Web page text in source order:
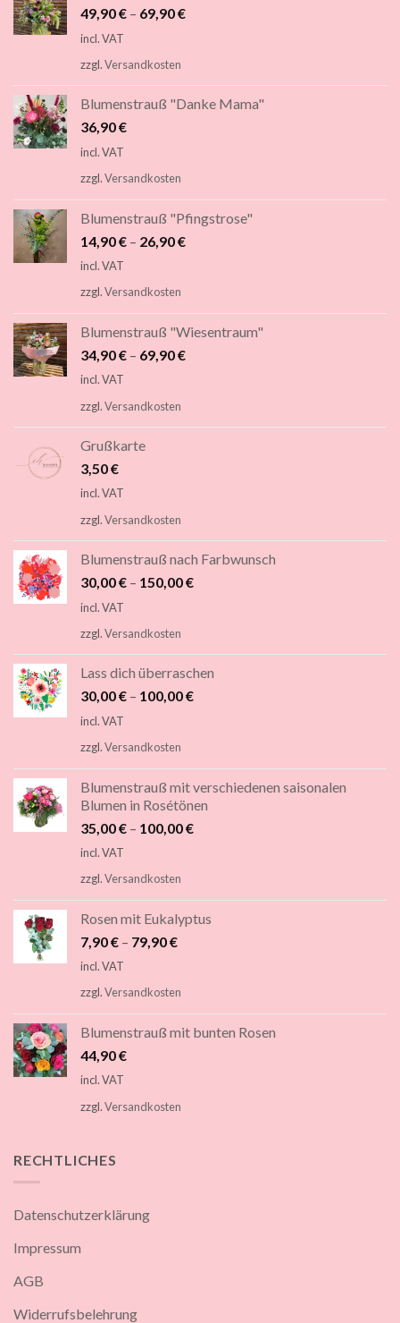
49,90€ – 69,90€
incl. VAT
zzgl.Versandkosten
Blumenstrauß "Danke Mama"
36,90€
incl. VAT
zzgl.Versandkosten
Blumenstrauß "Pfingstrose"
14,90€ – 26,90€
incl. VAT
zzgl.Versandkosten
Blumenstrauß "Wiesentraum"
34,90€ – 69,90€
incl. VAT
zzgl.Versandkosten
Grußkarte
3,50€
incl. VAT
zzgl.Versandkosten
Blumenstrauß nach Farbwunsch
30,00€ – 150,00€
incl. VAT
zzgl.Versandkosten
Lass dich überraschen
30,00€ – 100,00€
incl. VAT
zzgl.Versandkosten
Blumenstrauß mit verschiedenen saisonalen
Blumen in Rosétönen
35,00€ – 100,00€
incl. VAT
zzgl.Versandkosten
Rosen mit Eukalyptus
7,90€ – 79,90€
incl. VAT
zzgl.Versandkosten
Blumenstrauß mit bunten Rosen
44,90€
incl. VAT
zzgl.Versandkosten
RECHTLICHES
Datenschutzerklärung
Impressum
AGB
Widerrufsbelehrung